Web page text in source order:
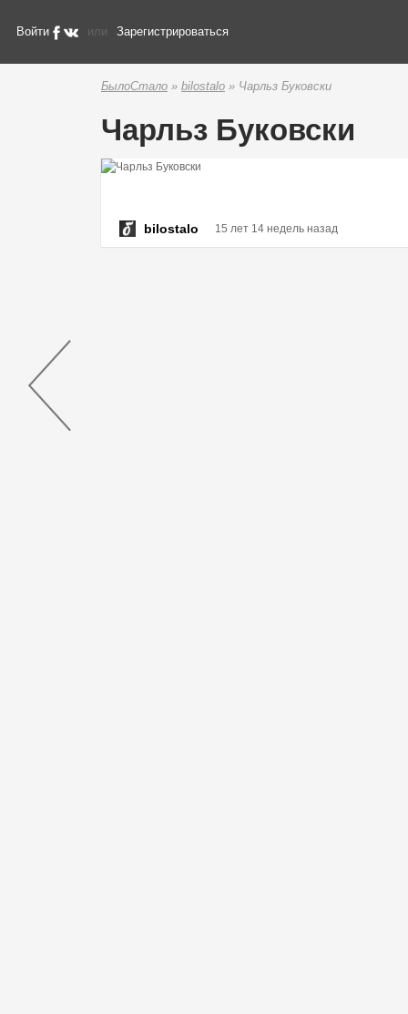
Войти или Зарегистрироваться
БылоСтало » bilostalo » Чарльз Буковски
Чарльз Буковски
bilostalo 15 лет 14 недель назад